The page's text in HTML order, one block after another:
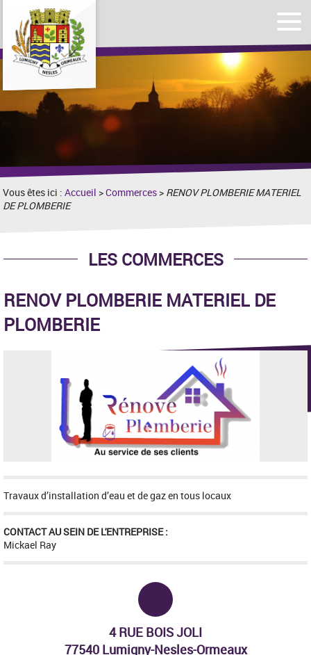
le
formulaire
de
recherche
Vous êtes ici :Accueil >Commerces > RENOV PLOMBERIE MATERIEL
DE PLOMBERIE
LES COMMERCES
RENOV PLOMBERIE MATERIEL DE
PLOMBERIE
Travaux d’installation d’eau et de gaz en tous locaux
CONTACT AU SEIN DE L'ENTREPRISE :
Mickael Ray
4 RUE BOIS JOLI
77540 Lumigny-Nesles-Ormeaux